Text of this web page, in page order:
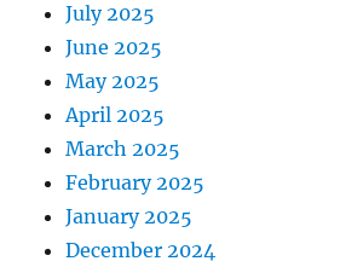
July 2025
June 2025
May 2025
April 2025
March 2025
February 2025
January 2025
December 2024